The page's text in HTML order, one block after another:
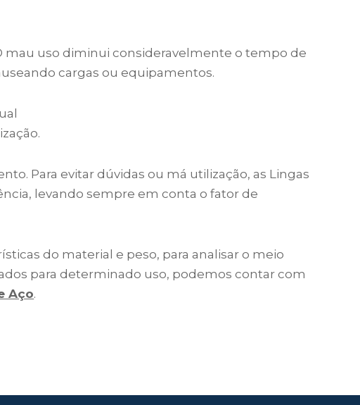
mau uso diminui consideravelmente o tempo de
cargas ou equipamentos.
Para evitar dúvidas ou má utilização, as Lingas
levando sempre em conta o fator de
do material e peso, para analisar o meio
para determinado uso, podemos contar com
Aço.